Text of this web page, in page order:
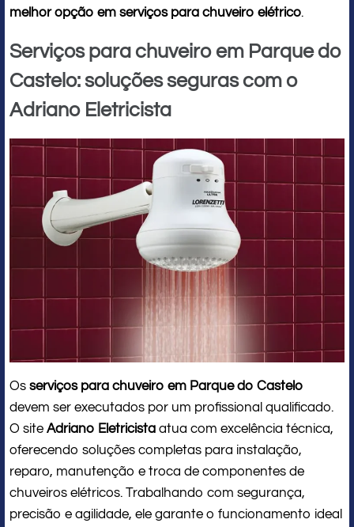
melhor opção em serviços para chuveiro elétrico.
Serviços para chuveiro em Parque do
Castelo: soluções seguras com o
Adriano Eletricista
Os serviços para chuveiro em Parque do Castelo
devem ser executados por um profissional qualificado.
O site Adriano Eletricista atua com excelência técnica,
oferecendo soluções completas para instalação,
reparo, manutenção e troca de componentes de
chuveiros elétricos. Trabalhando com segurança,
precisão e agilidade, ele garante o funcionamento ideal